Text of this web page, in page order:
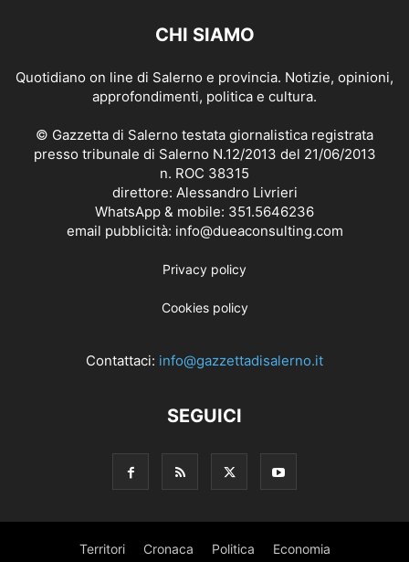
CHI SIAMO
Quotidiano on line di Salerno e provincia. Notizie, opinioni,
approfondimenti, politica e cultura.
© Gazzetta di Salerno testata giornalistica registrata
presso tribunale di Salerno N.12/2013 del 21/06/2013
n. ROC 38315
direttore: Alessandro Livrieri
WhatsApp & mobile: 351.5646236
email pubblicità: info@dueaconsulting.com
Privacy policy
Cookies policy
Contattaci: info@gazzettadisalerno.it
SEGUICI
Territori Cronaca Politica Economia